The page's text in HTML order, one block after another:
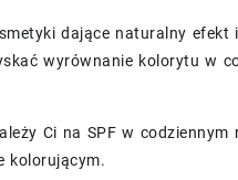
dające naturalny efekt
wyrównanie kolorytu w
Ci na SPF w
kolorującym.